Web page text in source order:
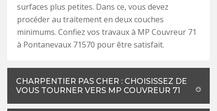
surfaces plus petites. Dans ce, vous devez
procéder au traitement en deux couches
minimums. Confiez vos travaux à MP Couvreur 71
à Pontanevaux 71570 pour être satisfait.
CHARPENTIER PAS CHER : CHOISISSEZ DE
VOUS TOURNER VERS MP COUVREUR 71